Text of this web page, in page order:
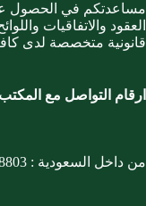
مساعدتكم في الحصول
العقود والاتفاقيات
قانونية متخصصة لدى
ارقام التواصل مع المكتب
من داخل السعودية :